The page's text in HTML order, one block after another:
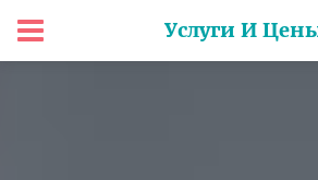
Услуги И